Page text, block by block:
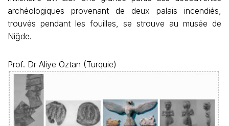
archéologiques provenant de deux palais incendiés,
trouvés pendant les fouilles, se strouve au musée de
Niğde.
Prof. Dr Aliye Öztan (Turquie)